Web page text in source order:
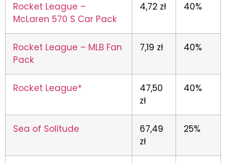
Rocket League –
McLaren 570 S Car Pack
4,72 zł 40%
Rocket League – MLB Fan
Pack
7,19 zł 40%
Rocket League*
47,50
zł
40%
Sea of Solitude
67,49
zł
25%